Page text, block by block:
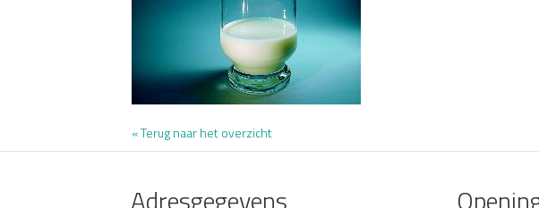
« Terug naar het overzicht